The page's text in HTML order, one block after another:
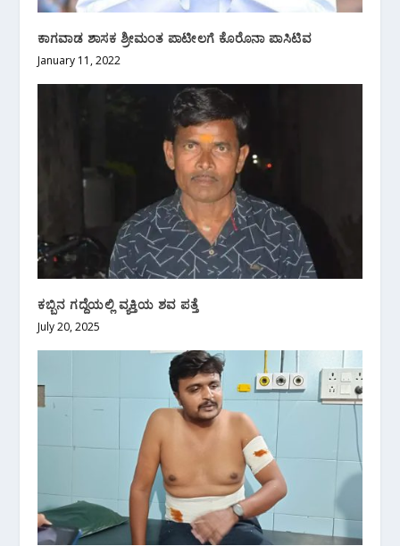
ಕಾಗವಾಡ ಶಾಸಕ ಶ್ರೀಮಂತ ಪಾಟೀಲಗೆ ಕೊರೊನಾ ಪಾಸಿಟಿವ
January 11, 2022
ಕಬ್ಬಿನ ಗದ್ದೆಯಲ್ಲಿ ವ್ಯಕ್ತಿಯ ಶವ ಪತ್ತೆ
July 20, 2025